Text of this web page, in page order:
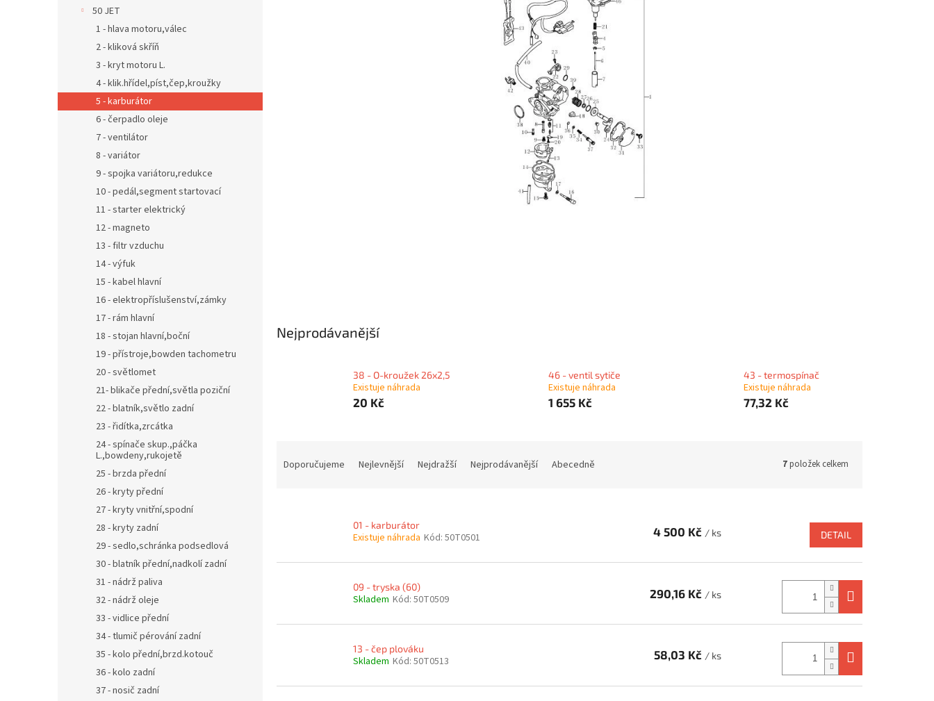
50 JET
1 - hlava motoru,válec
2 - kliková skříň
3 - kryt motoru L.
4 - klik.hřídel,píst,čep,kroužky
5 - karburátor
6 - čerpadlo oleje
7 - ventilátor
8 - variátor
9 - spojka variátoru,redukce
10 - pedál,segment startovací
11 - starter elektrický
12 - magneto
13 - filtr vzduchu
14 - výfuk
15 - kabel hlavní
16 - elektropříslušenství,zámky
17 - rám hlavní
18 - stojan hlavní,boční
19 - přístroje,bowden tachometru
20 - světlomet
21- blikače přední,světla poziční
22 - blatník,světlo zadní
23 - řidítka,zrcátka
24 - spínače skup.,páčka
L.,bowdeny,rukojetě
25 - brzda přední
26 - kryty přední
27 - kryty vnitřní,spodní
28 - kryty zadní
29 - sedlo,schránka podsedlová
30 - blatník přední,nadkolí zadní
31 - nádrž paliva
32 - nádrž oleje
33 - vidlice přední
34 - tlumič pérování zadní
35 - kolo přední,brzd.kotouč
36 - kolo zadní
37 - nosič zadní
Nejprodávanější
38 - O-kroužek 26x2,5
Existuje náhrada
20 Kč
46 - ventil sytiče
Existuje náhrada
1 655 Kč
43 - termospínač
Existuje náhrada
77,32 Kč
Doporučujeme Nejlevnější Nejdražší Nejprodávanější Abecedně 7položek celkem
ů
01 - karburátor
Existuje náhrada Kód: 50T0501 4 500 Kč / ks DETAIL
09 - tryska (60)
Skladem Kód: 50T0509 290,16 Kč / ks
13 - čep plováku
Skladem Kód: 50T0513 58,03 Kč / ks